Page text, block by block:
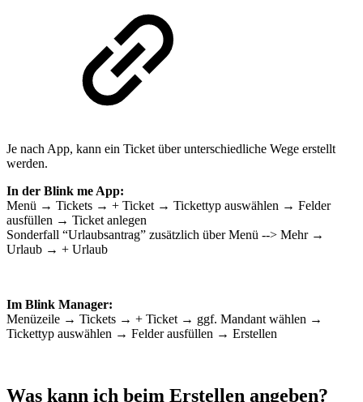
Je nach App, kann ein Ticket über unterschiedliche Wege erstellt
werden.
In der Blink me App:
Menü → Tickets → + Ticket → Tickettyp auswählen → Felder
ausfüllen → Ticket anlegen
Sonderfall “Urlaubsantrag” zusätzlich über Menü --> Mehr →
Urlaub → + Urlaub
Im Blink Manager:
Menüzeile → Tickets → + Ticket → ggf. Mandant wählen →
Tickettyp auswählen → Felder ausfüllen → Erstellen
Was kann ich beim Erstellen angeben?